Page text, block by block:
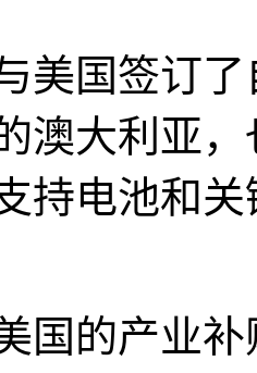
国签订了
澳大利亚
持电池和
的产业补